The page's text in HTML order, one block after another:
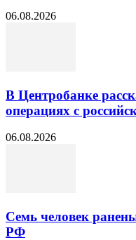
06.08.2026
В Центробанке
операциях с
06.08.2026
Семь человек
РФ